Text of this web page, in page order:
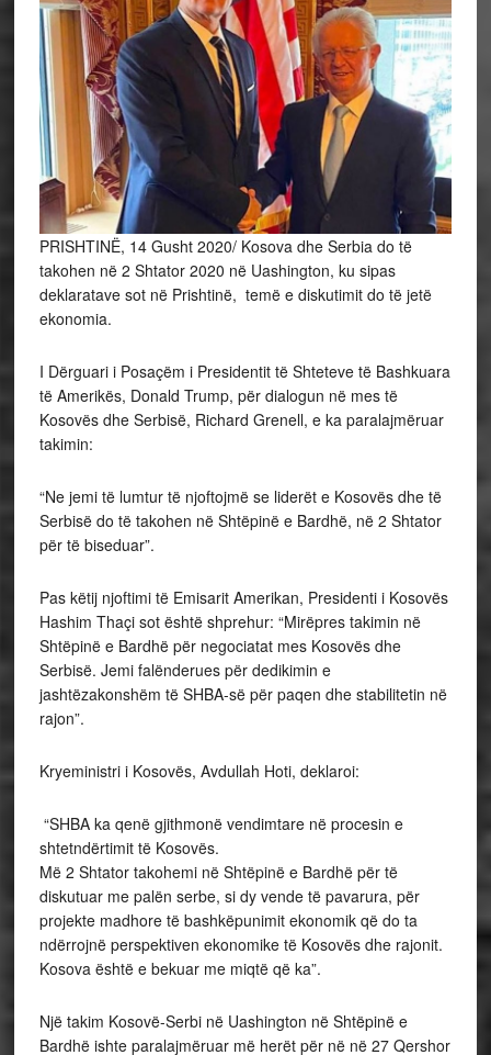
PRISHTINË, 14 Gusht 2020/ Kosova dhe Serbia do të
takohen në 2 Shtator 2020 në Uashington, ku sipas
deklaratave sot në Prishtinë, temë e diskutimit do të jetë
ekonomia.
I Dërguari i Posaçëm i Presidentit të Shteteve të Bashkuara
të Amerikës, Donald Trump, për dialogun në mes të
Kosovës dhe Serbisë, Richard Grenell, e ka paralajmëruar
takimin:
“Ne jemi të lumtur të njoftojmë se liderët e Kosovës dhe të
Serbisë do të takohen në Shtëpinë e Bardhë, në 2 Shtator
për të biseduar”.
Pas këtij njoftimi të Emisarit Amerikan, Presidenti i Kosovës
Hashim Thaçi sot është shprehur: “Mirëpres takimin në
Shtëpinë e Bardhë për negociatat mes Kosovës dhe
Serbisë. Jemi falënderues për dedikimin e
jashtëzakonshëm të SHBA-së për paqen dhe stabilitetin në
rajon”.
Kryeministri i Kosovës, Avdullah Hoti, deklaroi:
“SHBA ka qenë gjithmonë vendimtare në procesin e
shtetndërtimit të Kosovës.
Më 2 Shtator takohemi në Shtëpinë e Bardhë për të
diskutuar me palën serbe, si dy vende të pavarura, për
projekte madhore të bashkëpunimit ekonomik që do ta
ndërrojnë perspektiven ekonomike të Kosovës dhe rajonit.
Kosova është e bekuar me miqtë që ka”.
Një takim Kosovë-Serbi në Uashington në Shtëpinë e
Bardhë ishte paralajmëruar më herët për në në 27 Qershor